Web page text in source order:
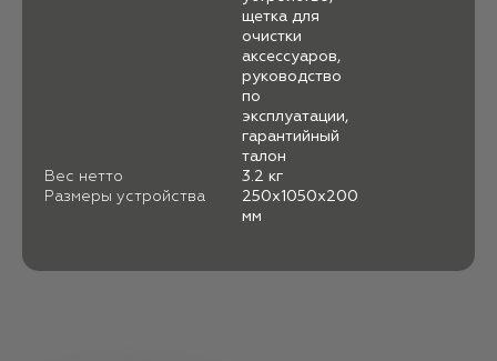
щетка для
очистки
аксессуаров,
руководство
по
эксплуатации,
гарантийный
талон
Вес нетто
3.2 кг
Размеры устройства
250х1050х200
мм